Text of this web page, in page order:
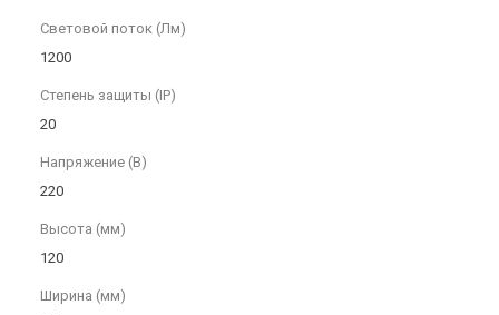
Световой поток (Лм)
1200
Степень защиты (IP)
20
Напряжение (В)
220
Высота (мм)
120
Ширина (мм)